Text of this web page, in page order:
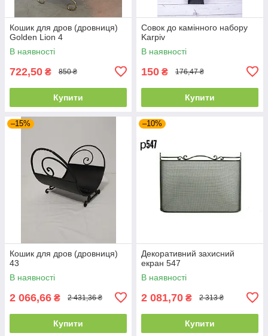
Кошик для дров (дровниця)
Golden Lion 4
В наявності
722,50 ₴ 850 ₴
Купити
Совок до камінного набору
Karpiv
В наявності
150 ₴ 176,47 ₴
Купити
–15%
Кошик для дров (дровниця)
43
В наявності
2 066,66 ₴ 2 431,36 ₴
Купити
–10%
Декоративний захисний
екран 547
В наявності
2 081,70 ₴ 2 313 ₴
Купити